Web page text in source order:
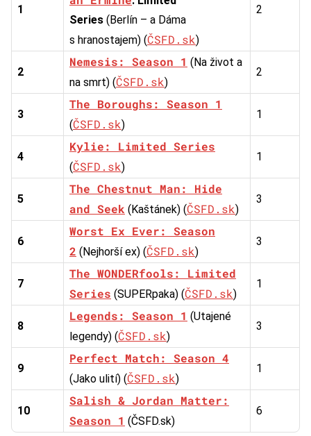
1
Series (Berlín – a Dáma
s hranostajem) (ČSFD.sk)
2
2
Nemesis: Season 1 (Na život a
na smrt) (ČSFD.sk)
2
3
The Boroughs: Season 1
(ČSFD.sk)
1
4
Kylie: Limited Series
(ČSFD.sk)
1
5
The Chestnut Man: Hide
and Seek (Kaštánek) (ČSFD.sk)
3
6
Worst Ex Ever: Season
2 (Nejhorší ex) (ČSFD.sk)
3
7
The WONDERfools: Limited
Series (SUPERpaka) (ČSFD.sk)
1
8
Legends: Season 1 (Utajené
legendy) (ČSFD.sk)
3
9
Perfect Match: Season 4
(Jako ulití) (ČSFD.sk)
1
10
Salish & Jordan Matter:
Season 1 (ČSFD.sk)
6